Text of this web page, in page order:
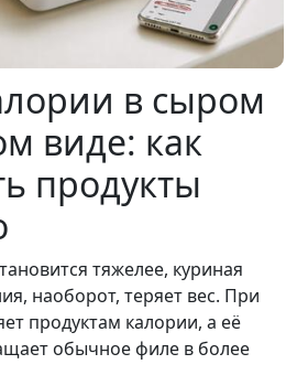
в сыром
виде: как
продукты
тяжелее, куриная
наоборот, теряет вес. При
продуктам калории, а её
обычное филе в более